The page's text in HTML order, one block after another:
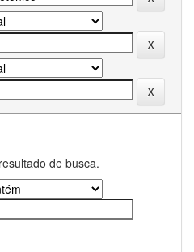
de busca.